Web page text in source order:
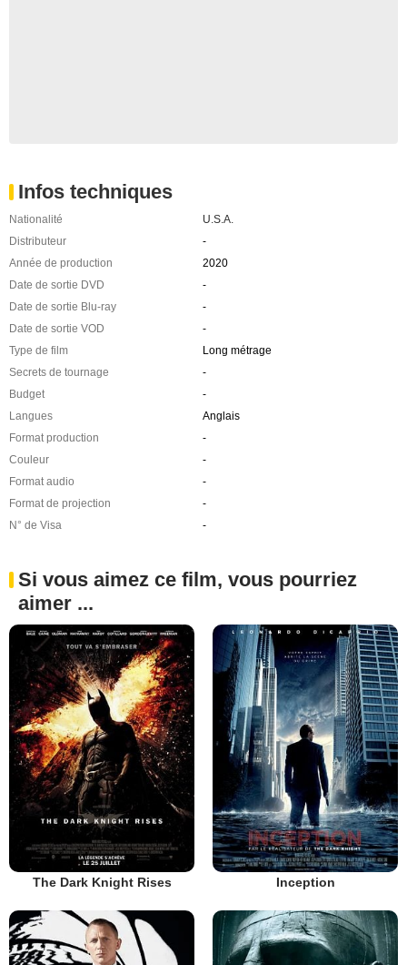
Infos techniques
Nationalité
U.S.A.
Distributeur
-
Année de production
2020
Date de sortie DVD
-
Date de sortie Blu-ray
-
Date de sortie VOD
-
Type de film
Long métrage
Secrets de tournage
-
Budget
-
Langues
Anglais
Format production
-
Couleur
-
Format audio
-
Format de projection
-
N° de Visa
-
Si vous aimez ce film, vous pourriez
aimer ...
The Dark Knight Rises Inception